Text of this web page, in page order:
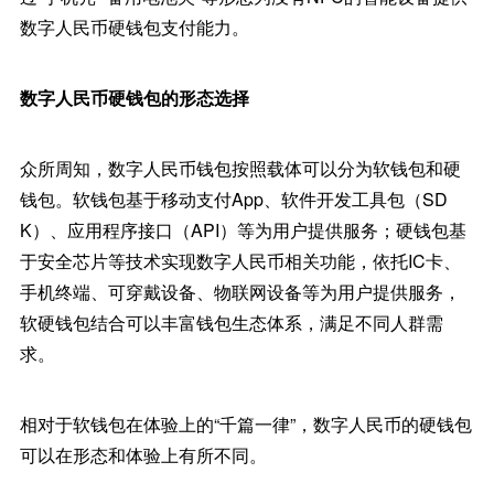
数字人民币硬钱包支付能力。
数字人民币硬钱包的形态选择
众所周知，数字人民币钱包按照载体可以分为软钱包和硬
钱包。软钱包基于移动支付App、软件开发工具包（SD
K）、应用程序接口（API）等为用户提供服务；硬钱包基
于安全芯片等技术实现数字人民币相关功能，依托IC卡、
手机终端、可穿戴设备、物联网设备等为用户提供服务，
软硬钱包结合可以丰富钱包生态体系，满足不同人群需
求。
相对于软钱包在体验上的“千篇一律”，数字人民币的硬钱包
可以在形态和体验上有所不同。